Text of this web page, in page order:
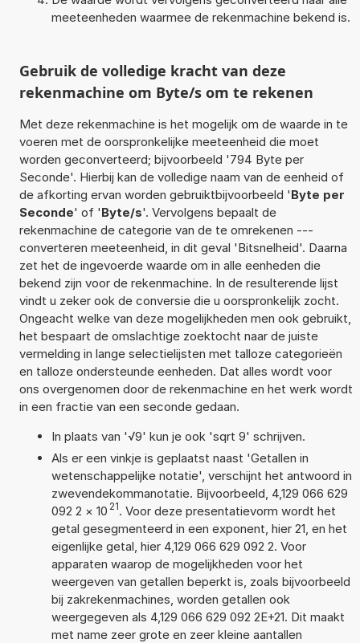
meeteenheden waarmee de rekenmachine bekend is.
Gebruik de volledige kracht van deze
rekenmachine om Byte/s om te rekenen
Met deze rekenmachine is het mogelijk om de waarde in te
voeren met de oorspronkelijke meeteenheid die moet
worden geconverteerd; bijvoorbeeld '794 Byte per
Seconde'. Hierbij kan de volledige naam van de eenheid of
de afkorting ervan worden gebruiktbijvoorbeeld 'Byte per
Seconde' of 'Byte/s'. Vervolgens bepaalt de
rekenmachine de categorie van de te omrekenen ---
converteren meeteenheid, in dit geval 'Bitsnelheid'. Daarna
zet het de ingevoerde waarde om in alle eenheden die
bekend zijn voor de rekenmachine. In de resulterende lijst
vindt u zeker ook de conversie die u oorspronkelijk zocht.
Ongeacht welke van deze mogelijkheden men ook gebruikt,
het bespaart de omslachtige zoektocht naar de juiste
vermelding in lange selectielijsten met talloze categorieën
en talloze ondersteunde eenheden. Dat alles wordt voor
ons overgenomen door de rekenmachine en het werk wordt
in een fractie van een seconde gedaan.
In plaats van '√9' kun je ook 'sqrt 9' schrijven.
Als er een vinkje is geplaatst naast 'Getallen in
wetenschappelijke notatie', verschijnt het antwoord in
zwevendekommanotatie. Bijvoorbeeld, 4,129 066 629
092 2 × 10 21. Voor deze presentatievorm wordt het
getal gesegmenteerd in een exponent, hier 21, en het
eigenlijke getal, hier 4,129 066 629 092 2. Voor
apparaten waarop de mogelijkheden voor het
weergeven van getallen beperkt is, zoals bijvoorbeeld
bij zakrekenmachines, worden getallen ook
weergegeven als 4,129 066 629 092 2E+21. Dit maakt
met name zeer grote en zeer kleine aantallen